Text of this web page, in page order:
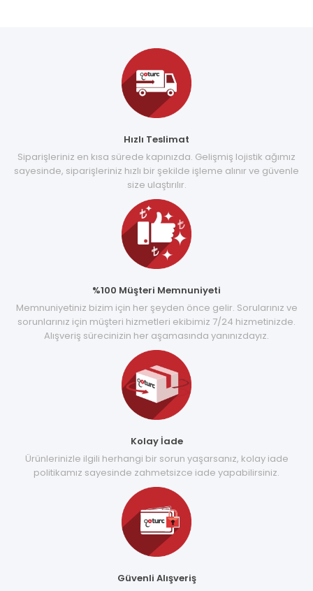
Hızlı Teslimat
Siparişleriniz en kısa sürede kapınızda. Gelişmiş lojistik ağımız
sayesinde, siparişleriniz hızlı bir şekilde işleme alınır ve güvenle
size ulaştırılır.
%100 Müşteri Memnuniyeti
Memnuniyetiniz bizim için her şeyden önce gelir. Sorularınız ve
sorunlarınız için müşteri hizmetleri ekibimiz 7/24 hizmetinizde.
Alışveriş sürecinizin her aşamasında yanınızdayız.
Kolay İade
Ürünlerinizle ilgili herhangi bir sorun yaşarsanız, kolay iade
politikamız sayesinde zahmetsizce iade yapabilirsiniz.
Güvenli Alışveriş